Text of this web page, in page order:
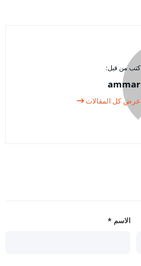
كتب من قبل:
ammar
عرض كل المقالات
الاسم *